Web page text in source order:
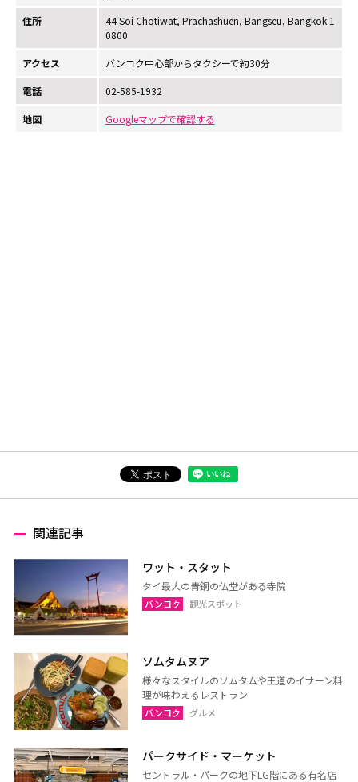
住所
44 Soi Chotiwat, Prachashuen, Bangseu, Bangkok 1
0800
アクセス バンコク中心部からタクシーで約30分
電話 02-585-1932
地図 Googleマップで確認する
関連記事
ワット・スタット
タイ最大の青銅の仏堂がある寺院
バンコク 観光スポット
ソムタムヌア
様々なスタイルのソムタムや王道のイサーン料
理が味わえるレストラン
バンコク グルメ
パークサイド・マーケット
セントラル・パークの地下LG階にある有名店